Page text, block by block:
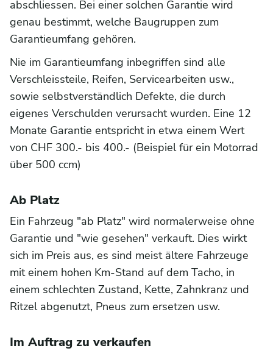
abschliessen. Bei einer solchen Garantie wird
genau bestimmt, welche Baugruppen zum
Garantieumfang gehören.
Nie im Garantieumfang inbegriffen sind alle
Verschleissteile, Reifen, Servicearbeiten usw.,
sowie selbstverständlich Defekte, die durch
eigenes Verschulden verursacht wurden. Eine 12
Monate Garantie entspricht in etwa einem Wert
von CHF 300.- bis 400.- (Beispiel für ein Motorrad
über 500 ccm)
Ab Platz
Ein Fahrzeug "ab Platz" wird normalerweise ohne
Garantie und "wie gesehen" verkauft. Dies wirkt
sich im Preis aus, es sind meist ältere Fahrzeuge
mit einem hohen Km-Stand auf dem Tacho, in
einem schlechten Zustand, Kette, Zahnkranz und
Ritzel abgenutzt, Pneus zum ersetzen usw.
Im Auftrag zu verkaufen